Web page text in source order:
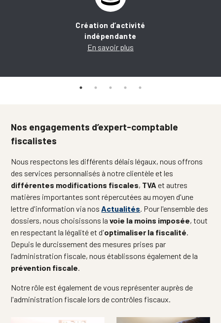
Création d’activité
indépendante
En savoir plus
Nos engagements d’expert-comptable
fiscalistes
Nous respectons les différents délais légaux, nous offrons
des services personnalisés à notre clientèle et les
différentes modifications fiscales, TVA et autres
matières importantes sont répercutées au moyen d'une
lettre d'information via nos Actualités . Pour l'ensemble des
dossiers, nous choisissons lavoie la moins imposée, tout
en respectant la légalité et d'optimaliser la fiscalité
Depuis le durcissement des mesures prises par
l’administration fiscale, nous établissons également de la
prévention fiscale
Notre rôle est également de vous représenter auprès de
l'administration fiscale lors de contrôles fiscaux.